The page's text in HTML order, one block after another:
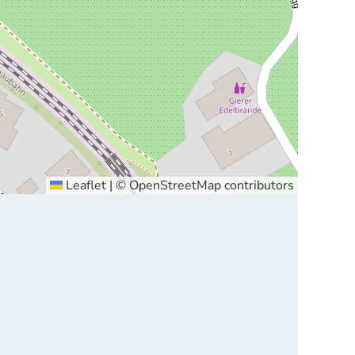
Leaflet | ©OpenStreetMapcontributors